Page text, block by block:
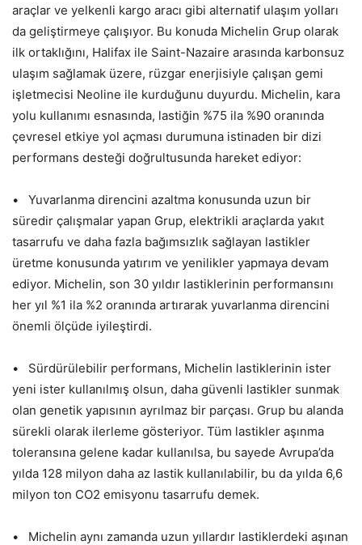
araçlar ve yelkenli kargo aracı gibi alternatif ulaşım yolları
da geliştirmeye çalışıyor. Bu konuda Michelin Grup olarak
ilk ortaklığını, Halifax ile Saint-Nazaire arasında karbonsuz
ulaşım sağlamak üzere, rüzgar enerjisiyle çalışan gemi
işletmecisi Neoline ile kurduğunu duyurdu. Michelin, kara
yolu kullanımı esnasında, lastiğin %75 ila %90 oranında
çevresel etkiye yol açması durumuna istinaden bir dizi
performans desteği doğrultusunda hareket ediyor:
• Yuvarlanma direncini azaltma konusunda uzun bir
süredir çalışmalar yapan Grup, elektrikli araçlarda yakıt
tasarrufu ve daha fazla bağımsızlık sağlayan lastikler
üretme konusunda yatırım ve yenilikler yapmaya devam
ediyor. Michelin, son 30 yıldır lastiklerinin performansını
her yıl %1 ila %2 oranında artırarak yuvarlanma direncini
önemli ölçüde iyileştirdi.
• Sürdürülebilir performans, Michelin lastiklerinin ister
yeni ister kullanılmış olsun, daha güvenli lastikler sunmak
olan genetik yapısının ayrılmaz bir parçası. Grup bu alanda
sürekli olarak ilerleme gösteriyor. Tüm lastikler aşınma
toleransına gelene kadar kullanılsa, bu sayede Avrupa’da
yılda 128 milyon daha az lastik kullanılabilir, bu da yılda 6,6
milyon ton CO2 emisyonu tasarrufu demek.
• Michelin aynı zamanda uzun yıllardır lastiklerdeki aşınan